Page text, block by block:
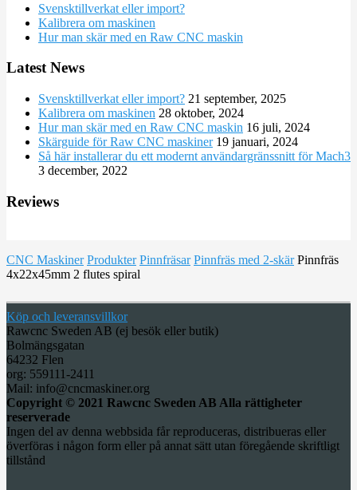
Svensktillverkat eller import?
Kalibrera om maskinen
Hur man skär med en Raw CNC maskin
Latest News
Svensktillverkat eller import? 21 september, 2025
Kalibrera om maskinen 28 oktober, 2024
Hur man skär med en Raw CNC maskin 16 juli, 2024
Skärguide för Raw CNC maskiner 19 januari, 2024
Så här installerar du ett modernt användargränssnitt för Mach3
3 december, 2022
Reviews
CNC Maskiner Produkter Pinnfräsar Pinnfräs med 2-skär Pinnfräs
4x22x45mm 2 flutes spiral
Köp och leveransvillkor
Rawcnc Sweden AB (ej besök eller butik)
Bolmängsgatan
64232 Flen
org: 559111-2411
Mail: info@cncmaskiner.org
Copyright © 2021 Rawcnc Sweden AB Alla rättigheter
reserverade
Ingen del av denna webbsida får reproduceras, distribueras eller
överföras i någon form eller på annat sätt utan föregående skriftligt
tillstånd